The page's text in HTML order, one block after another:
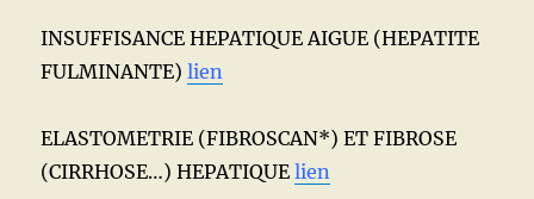
INSUFFISANCE HEPATIQUE AIGUE (HEPATITE
FULMINANTE)lien
ELASTOMETRIE (FIBROSCAN*) ET FIBROSE
(CIRRHOSE…) HEPATIQUElien